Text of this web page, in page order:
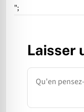
";
Laisser
Commentaire